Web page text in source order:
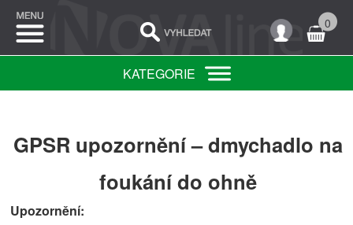
0
KATEGORIE
GPSR upozornění – dmychadlo na
foukání do ohně
Upozornění: